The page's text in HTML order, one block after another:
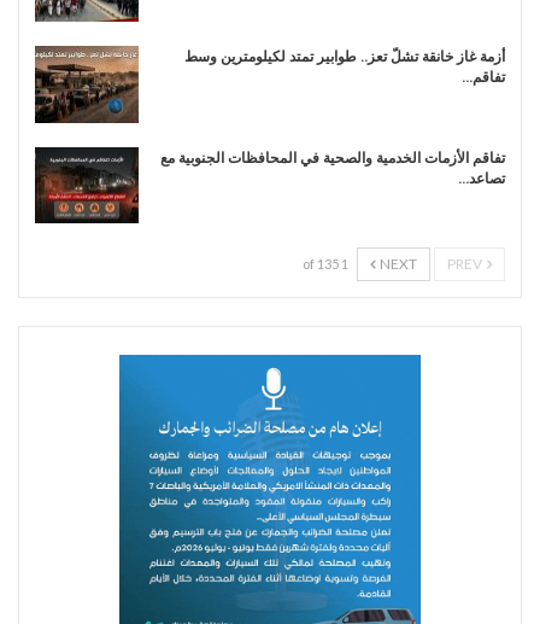
أزمة غاز خانقة تشلّ تعز.. طوابير تمتد لكيلومترين وسط
تفاقم…
تفاقم الأزمات الخدمية والصحية في المحافظات الجنوبية مع
تصاعد…
NEXT
1 of 135